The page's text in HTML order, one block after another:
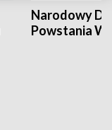
Narodowy
Powstania